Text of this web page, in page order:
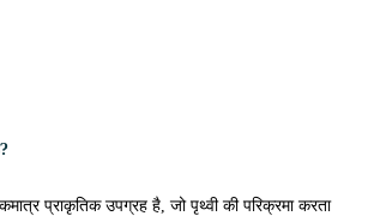
प्राकृतिक उपग्रह है, जो पृथ्वी की परिक्रमा करता